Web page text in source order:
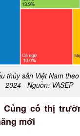
thủy sản Việt Nam
2024 - Nguồn: VASEP
Củng cố thị
mới